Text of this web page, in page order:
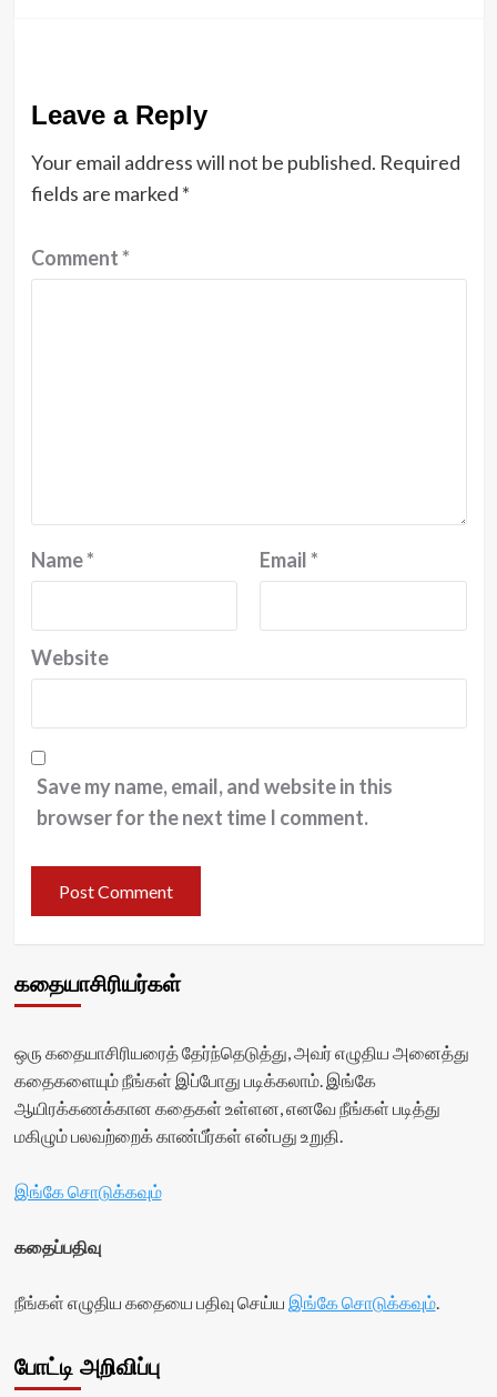
Leave a Reply
Your email address will not be published. Required
fields are marked *
Comment*
Name* Email*
Website
Save my name, email, and website in this
browser for the next time I comment.
கதையாசிரியர்கள்
ஒரு கதையாசிரியரைத் தேர்ந்தெடுத்து, அவர் எழுதிய அனைத்து
கதைகளையும் நீங்கள் இப்போது படிக்கலாம். இங்கே
ஆயிரக்கணக்கான கதைகள் உள்ளன, எனவே நீங்கள் படித்து
மகிழும் பலவற்றைக் காண்பீர்கள் என்பது உறுதி.
இங்கே சொடுக்கவும்
கதைப்பதிவு
நீங்கள் எழுதிய கதையை பதிவு செய்ய இங்கே சொடுக்கவும்.
போட்டி அறிவிப்பு